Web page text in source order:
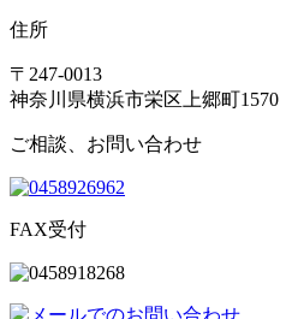
住所
〒247-0013
神奈川県横浜市栄区上郷町1570
ご相談、お問い合わせ
FAX受付